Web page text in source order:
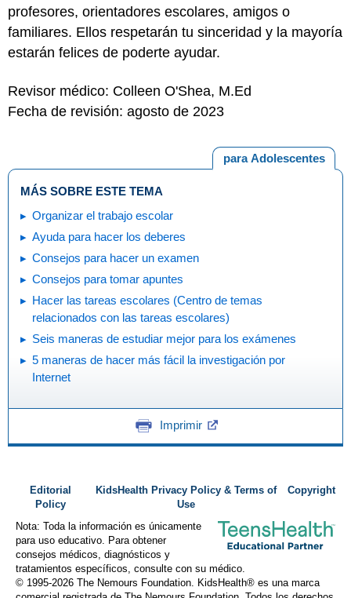
profesores, orientadores escolares, amigos o
familiares. Ellos respetarán tu sinceridad y la mayoría
estarán felices de poderte ayudar.
Revisor médico: Colleen O'Shea, M.Ed
Fecha de revisión: agosto de 2023
para Adolescentes
MÁS SOBRE ESTE TEMA
Organizar el trabajo escolar
Ayuda para hacer los deberes
Consejos para hacer un examen
Consejos para tomar apuntes
Hacer las tareas escolares (Centro de temas
relacionados con las tareas escolares)
Seis maneras de estudiar mejor para los exámenes
5 maneras de hacer más fácil la investigación por
Internet
Imprimir
Editorial
Policy
KidsHealth Privacy Policy & Terms of
Use
Copyright
Nota: Toda la información es únicamente
para uso educativo. Para obtener
consejos médicos, diagnósticos y
tratamientos específicos, consulte con su médico.
© 1995-2026 The Nemours Foundation. KidsHealth® es una marca